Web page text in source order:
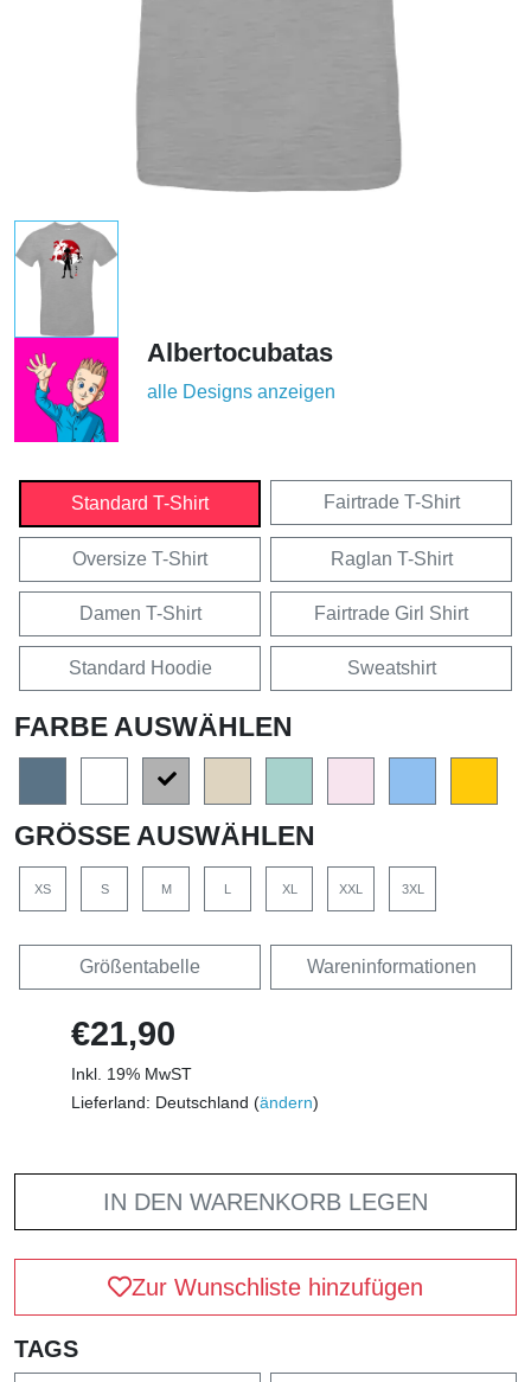
Albertocubatas
alle Designs anzeigen
Standard T-Shirt Fairtrade T-Shirt
Oversize T-Shirt Raglan T-Shirt
Damen T-Shirt Fairtrade Girl Shirt
Standard Hoodie Sweatshirt
FARBE AUSWÄHLEN
GRÖSSE AUSWÄHLEN
XS S M L XL XXL 3XL
Größentabelle Wareninformationen
€21,90
Inkl. 19% MwST
Lieferland: Deutschland (ändern)
IN DEN WARENKORB LEGEN
Zur Wunschliste hinzufügen
TAGS